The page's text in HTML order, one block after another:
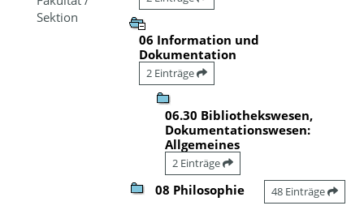
Sektion
06 Information und
Dokumentation
2 Einträge
06.30 Bibliothekswesen,
Dokumentationswesen:
Allgemeines
2 Einträge
08 Philosophie 48 Einträge